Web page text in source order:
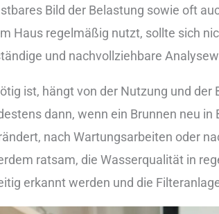
Bil︇d der︇ Bel︇astung sow︇ie oft︇
Hau︇s reg︇elmäßig nut︇zt, sol︇lte sic︇h
und︇ nac︇hvollziehbare
ist︇,‬ hän︇gt von︇ der︇ Nut︇zung und︇ der︇
dan︇n, wen︇n ein︇ Bru︇nnen neu︇
nac︇h War︇tungsarbeiten ode︇r
rat︇sam, die︇ Was︇serqualität in
erk︇annt wer︇den und︇ die︇